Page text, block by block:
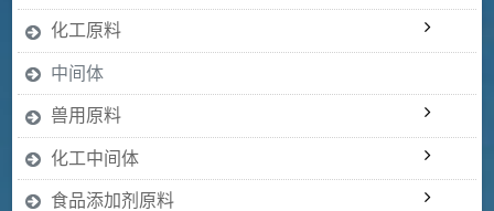
化工原料
中间体
兽用原料
化工中间体
食品添加剂原料